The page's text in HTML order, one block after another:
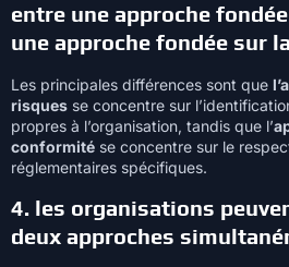
entre une approche
une approche fondée sur
Les principales différences sont que
risques se concentre sur
propres à l’organisation, tandis que l’
conformité se concentre sur le
réglementaires spécifiques.
4. les organisations
deux approches